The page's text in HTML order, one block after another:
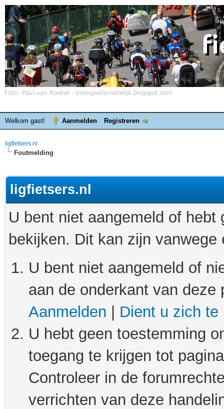
Welkom gast! Aanmelden Registreren
ligfietsers.nl
Foutmelding
ligfietsers.nl
U bent niet aangemeld of
bekijken. Dit kan zijn
U bent niet aangemeld of
aan de onderkant van
Aanmelden
Dient u zich te
U hebt geen toestemming
toegang te krijgen tot
Controleer in de
verrichten van deze